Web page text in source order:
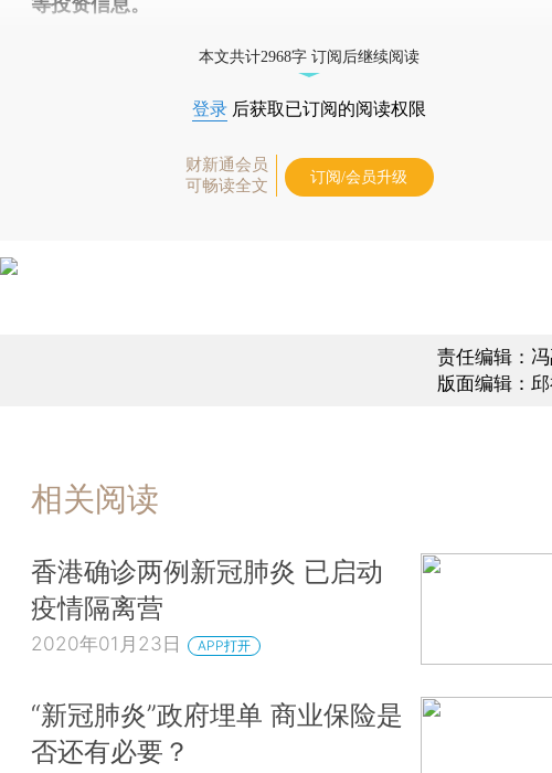
本文共计2968字 订阅后继续阅读
登录 后获取已订阅的阅读权限
财新通会员
可畅读全文
订阅/会员升级
责任编辑：
版面编辑：
相关阅读
香港确诊两例新冠肺炎 已启动
疫情隔离营
2020年01月23日 APP打开
“新冠肺炎”政府埋单 商业保险是
否还有必要？